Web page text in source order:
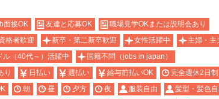
面接OK 友達と応募OK
職場見学OKまたは説明会あり
格者歓迎 新卒・第二新卒歓迎 女性活躍中
主婦・主
ル（40代～）活躍中
国籍不問（jobs in japan）
り 日払い 週払い 給与前払いOK
完全週休2日制
朝 昼 夕方 夜 服装自由
髪型・髪色